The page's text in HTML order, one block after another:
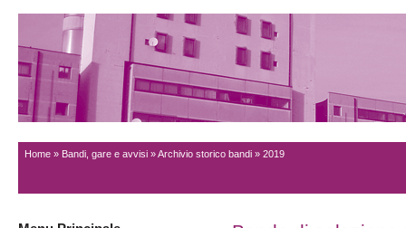
Home » Bandi, gare e avvisi »Archivio storico bandi » 2019